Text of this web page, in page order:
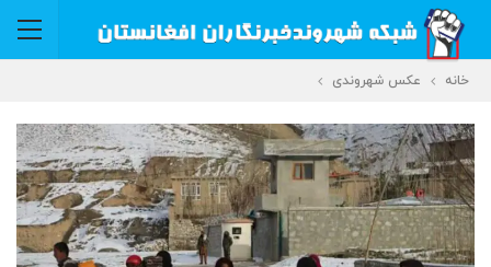
خانه عکس شهروندی